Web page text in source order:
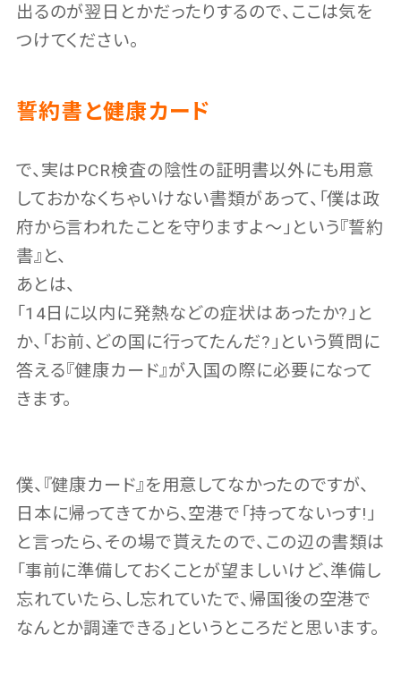
出るのが翌日とかだったりするので、ここは気を
つけてください。
誓約書と健康カード
で、実はPCR検査の陰性の証明書以外にも用意
しておかなくちゃいけない書類があって、「僕は政
府から言われたことを守りますよ〜」という『誓約
書』と、
あとは、
「14日に以内に発熱などの症状はあったか?」と
か、「お前、どの国に行ってたんだ?」という質問に
答える『健康カード』が入国の際に必要になって
きます。
僕、『健康カード』を用意してなかったのですが、
日本に帰ってきてから、空港で「持ってないっす!」
と言ったら、その場で貰えたので、この辺の書類は
「事前に準備しておくことが望ましいけど、準備し
忘れていたら、し忘れていたで、帰国後の空港で
なんとか調達できる」というところだと思います。